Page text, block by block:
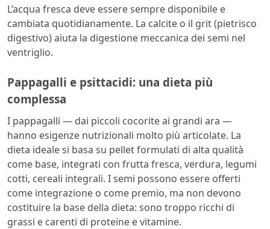
L’acqua fresca deve essere sempre disponibile e
cambiata quotidianamente. La calcite o il grit (pietrisco
digestivo) aiuta la digestione meccanica dei semi nel
ventriglio.
Pappagalli e psittacidi: una dieta più
complessa
I pappagalli — dai piccoli cocorite ai grandi ara —
hanno esigenze nutrizionali molto più articolate. La
dieta ideale si basa su pellet formulati di alta qualità
come base, integrati con frutta fresca, verdura, legumi
cotti, cereali integrali. I semi possono essere offerti
come integrazione o come premio, ma non devono
costituire la base della dieta: sono troppo ricchi di
grassi e carenti di proteine e vitamine.